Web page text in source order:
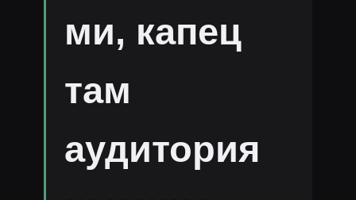
ми, капец
там
аудитория